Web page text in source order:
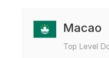
Macao
Top Level